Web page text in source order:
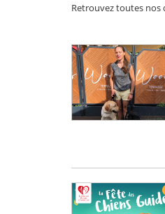
Retrouvez toutes nos